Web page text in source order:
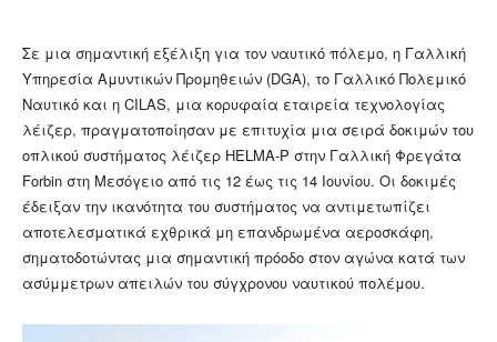
Σε μια σημαντική εξέλιξη για τον ναυτικό πόλεμο, η Γαλλική
Υπηρεσία Αμυντικών Προμηθειών (DGA), το Γαλλικό Πολεμικό
Ναυτικό και η CILAS, μια κορυφαία εταιρεία τεχνολογίας
λέιζερ, πραγματοποίησαν με επιτυχία μια σειρά δοκιμών του
οπλικού συστήματος λέιζερ HELMA-P στην Γαλλική Φρεγάτα
Forbin στη Μεσόγειο από τις 12 έως τις 14 Ιουνίου. Οι δοκιμές
έδειξαν την ικανότητα του συστήματος να αντιμετωπίζει
αποτελεσματικά εχθρικά μη επανδρωμένα αεροσκάφη,
σηματοδοτώντας μια σημαντική πρόοδο στον αγώνα κατά των
ασύμμετρων απειλών του σύγχρονου ναυτικού πολέμου.